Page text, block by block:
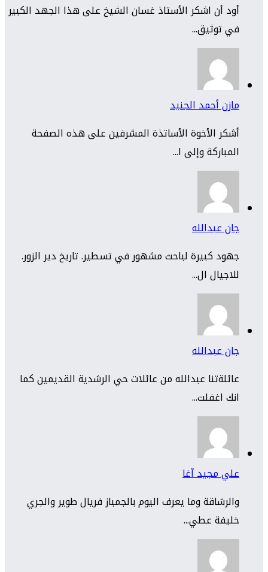
أود أن اشكر الأستاذ غسان الشيخ على هذا الجهد الكبير
في توثيق...
مازن أحمد الجنيد
أشكر الأخوة الأساتذة المشرفين على هذه الصفحة
المباركة وإلى ا...
جان عبدالله
جهود كبيرة لباحث مشهور في تسطير. تاريخ دير الزور.
للاجيال ال...
جان عبدالله
عائلةتنا عبدالله من عائلات حي الرشدية القديمين كما
انك اغفلت...
علي مجيد آغا
والرشاقة وما يعرف اليوم بالجمباز فريال طوير والجري
خليفة عطي...